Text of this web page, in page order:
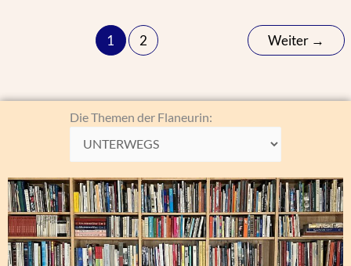
1 2 Weiter →
Die Themen der Flaneurin:
Die
der